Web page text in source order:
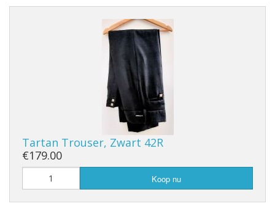
Tartan Trouser, Zwart 42R
€179.00
Koop nu